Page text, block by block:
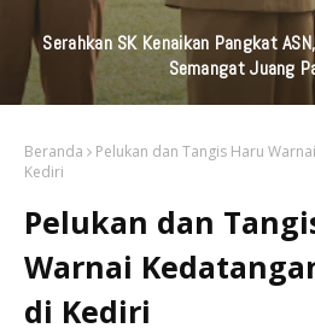
KAI Daop 7 Madiun Kembali
Ratusan Juta Untuk Infrastruktur,
Budaya, Dan
Beranda
Pelukan dan Tangis Haru
Kediri
Pelukan dan
Warnai
di Kediri